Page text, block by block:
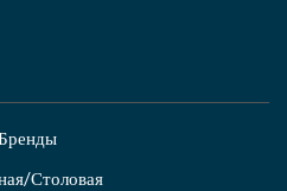
Столовая